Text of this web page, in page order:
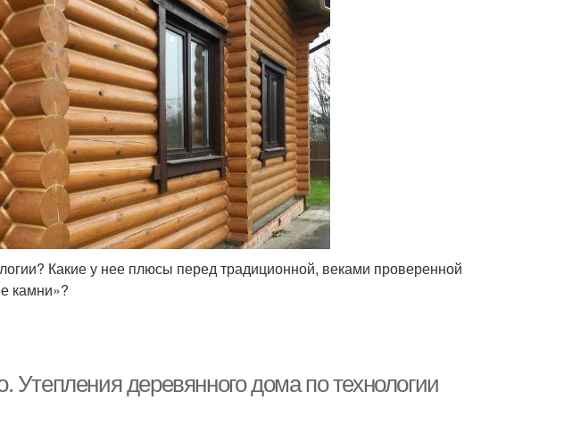
Какие у нее плюсы перед традиционной, веками проверенной
камни»?
деревянного дома по технологии